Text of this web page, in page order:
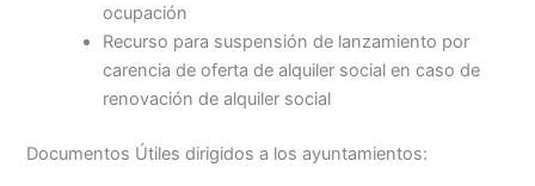
ocupación
Recurso para suspensión de lanzamiento por
carencia de oferta de alquiler social en caso de
renovación de alquiler social
Documentos Útiles dirigidos a los ayuntamientos: